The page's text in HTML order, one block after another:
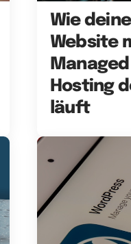
Wie
Website
Hosting
läuft